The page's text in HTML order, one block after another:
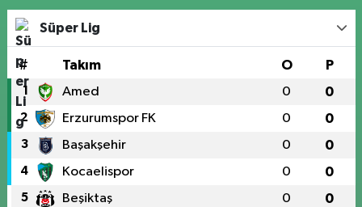
Süper Lig
# Takım O P
1 Amed 0 0
2 Erzurumspor FK 0 0
3 Başakşehir 0 0
4 Kocaelispor 0 0
5 Beşiktaş 0 0